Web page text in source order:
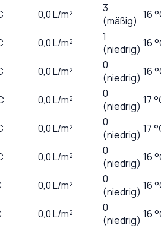
0,0L/m²
3
(mäßig) 16
0,0L/m²
1
(niedrig) 16
0,0L/m²
0
(niedrig) 16
0,0L/m²
0
(niedrig) 17
0,0L/m²
0
(niedrig) 17
0,0L/m²
0
(niedrig) 16
0,0L/m²
0
(niedrig) 16
0,0L/m²
0
(niedrig) 16